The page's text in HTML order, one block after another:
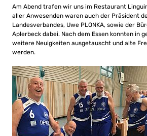
Am Abend trafen wir uns im Restaurant
aller Anwesenden waren auch der Präsident
Landesverbandes, Uwe PLONKA, sowie der
Aplerbeck dabei. Nach dem Essen konnten in
weitere Neuigkeiten ausgetauscht und alte
werden.